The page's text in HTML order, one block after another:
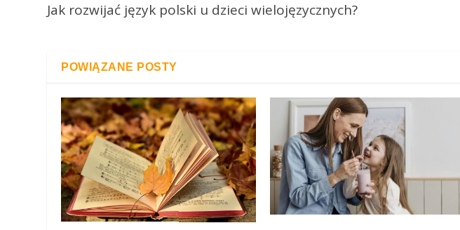
Jak rozwijać język polski u dzieci wielojęzycznych?
POWIĄZANE POSTY